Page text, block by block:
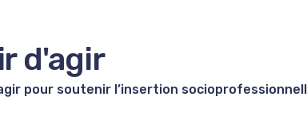
d'agir
pour soutenir l’insertion